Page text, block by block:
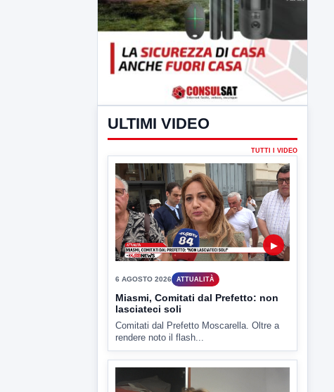
ULTIMI VIDEO
TUTTI I VIDEO
▶
6 AGOSTO 2026